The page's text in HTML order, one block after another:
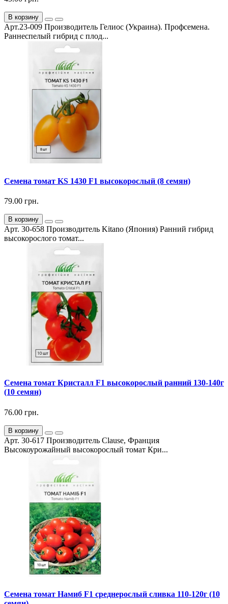
В корзину
Арт.23-009 Производитель Гелиос (Украина). Профсемена.
Раннеспелый гибрид с плод...
Семена томат KS 1430 F1 высокорослый (8 семян)
79.00 грн.
В корзину
Арт. 30-658 Производитель Kitano (Япония) Ранний гибрид
высокорослого томат...
Семена томат Кристалл F1 высокорослый ранний 130-140г
(10 семян)
76.00 грн.
В корзину
Арт. 30-617 Производитель Clause, Франция
Высокоурожайный высокорослый томат Кри...
Семена томат Намиб F1 среднерослый сливка 110-120г (10